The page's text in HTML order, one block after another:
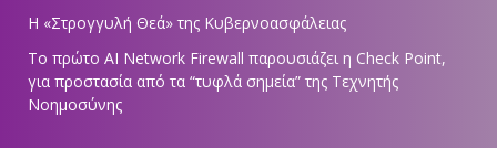
Η «Στρογγυλή Θεά» της Κυβερνοασφάλειας
Tο πρώτο AI Network Firewall παρουσιάζει η Check Point,
για προστασία από τα “τυφλά σημεία” της Τεχνητής
Νοημοσύνης